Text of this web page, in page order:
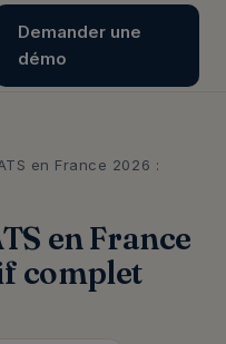
Demander une
démo
en France 2026 :
en France
complet